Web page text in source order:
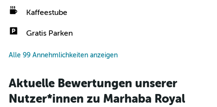
Kaffeestube
Gratis Parken
Alle 99 Annehmlichkeiten anzeigen
Aktuelle Bewertungen unserer
Nutzer*innen zu Marhaba Royal